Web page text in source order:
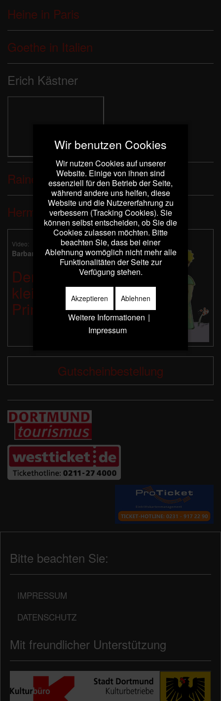
Heine in Paris
Goethe in Italien
Erich Kästner
Rainer Maria Rilke
Hermann Hesse
Video:
Barbara Kleyboldt liest:
Der
kleine
Prinz
Gutscheinbestellung
Bitte beachten Sie:
IMPRESSUM
DATENSCHUTZ
Mit freundlicher Unterstützung
Wir benutzen Cookies
Wir nutzen Cookies auf unserer
Website. Einige von ihnen sind
essenziell für den Betrieb der Seite,
während andere uns helfen, diese
Website und die Nutzererfahrung zu
verbessern (Tracking Cookies). Sie
können selbst entscheiden, ob Sie die
Cookies zulassen möchten. Bitte
beachten Sie, dass bei einer
Ablehnung womöglich nicht mehr alle
Funktionalitäten der Seite zur
Verfügung stehen.
Akzeptieren Ablehnen
Weitere Informationen |
Impressum